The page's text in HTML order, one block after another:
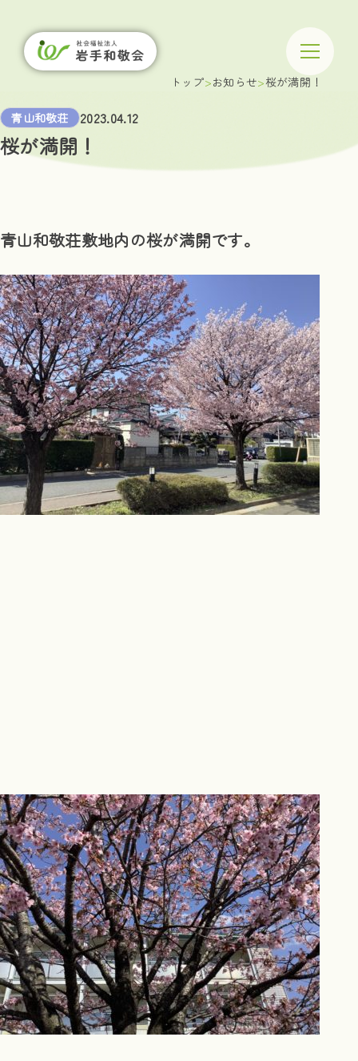
トップ お知らせ 桜が満開！
青山和敬荘 2023.04.12
桜が満開！
青山和敬荘敷地内の桜が満開です。